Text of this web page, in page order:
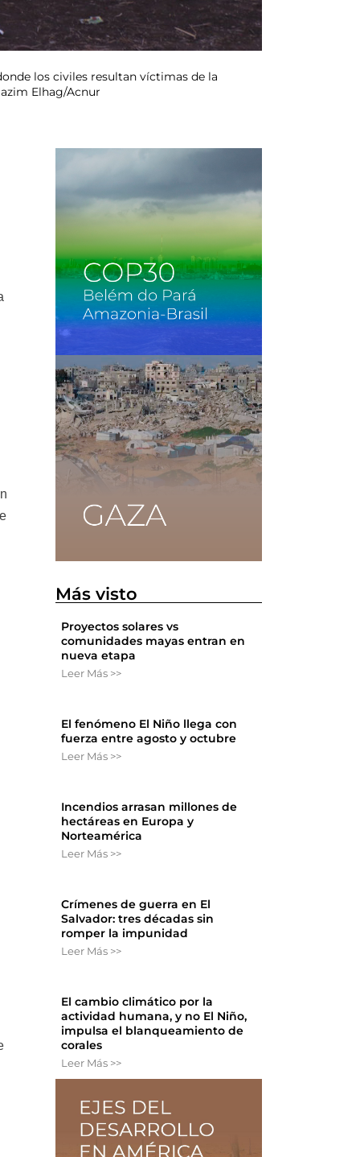
los civiles resultan víctimas de la
Elhag/Acnur
Más visto
Proyectos solares vs
comunidades mayas entran en
nueva etapa
Leer Más >>
El fenómeno El Niño llega con
fuerza entre agosto y octubre
Leer Más >>
Incendios arrasan millones de
hectáreas en Europa y
Norteamérica
Leer Más >>
Crímenes de guerra en El
Salvador: tres décadas sin
romper la impunidad
Leer Más >>
El cambio climático por la
actividad humana, y no El Niño,
impulsa el blanqueamiento de
corales
Leer Más >>